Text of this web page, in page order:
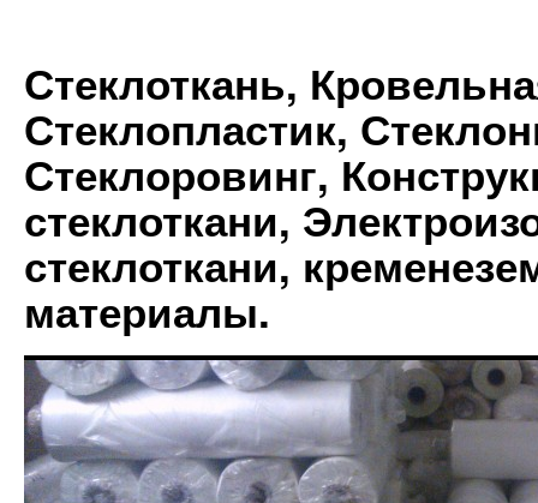
Стеклоткань,
Стеклопластик,
Стеклоровинг,
стеклоткани,
стеклоткани,
материалы.